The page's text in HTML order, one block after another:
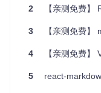
2 【亲测免费】
3 【亲测免费】
4 【亲测免费】
5 react-